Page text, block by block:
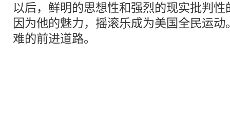
以后，鲜明的思想性和强烈的现实批判
因为他的魅力，摇滚乐成为美国全民运
难的前进道路。